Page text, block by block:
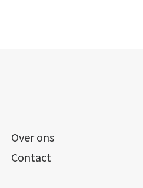
Over ons
Contact